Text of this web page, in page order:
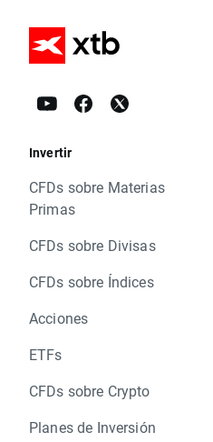
Invertir
CFDs sobre Materias
Primas
CFDs sobre Divisas
CFDs sobre Índices
Acciones
ETFs
CFDs sobre Crypto
Planes de Inversión